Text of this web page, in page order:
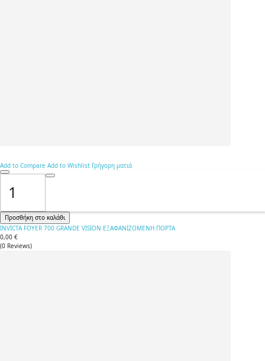
Add to Compare Add to Wishlist Γρήγορη ματιά
Προσθήκη στο καλάθι
INVICTA FOYER 700 GRANDE VISION ΕΞΑΦΑΝΙΖΟΜΕΝΗ ΠΟΡΤΑ
0,00 €
(0 Reviews)